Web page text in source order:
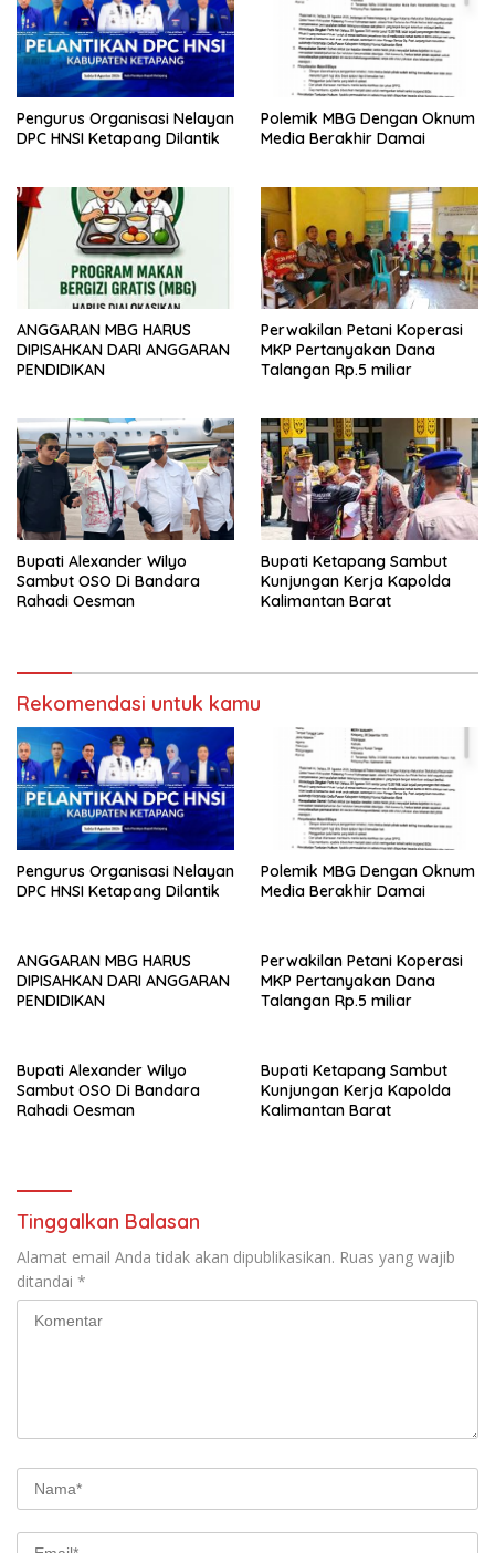
Pengurus Organisasi Nelayan
DPC HNSI Ketapang Dilantik
Polemik MBG Dengan Oknum
Media Berakhir Damai
ANGGARAN MBG HARUS
DIPISAHKAN DARI ANGGARAN
PENDIDIKAN
Perwakilan Petani Koperasi
MKP Pertanyakan Dana
Talangan Rp.5 miliar
Bupati Alexander Wilyo
Sambut OSO Di Bandara
Rahadi Oesman
Bupati Ketapang Sambut
Kunjungan Kerja Kapolda
Kalimantan Barat
Rekomendasi untuk kamu
Pengurus Organisasi Nelayan
DPC HNSI Ketapang Dilantik
Polemik MBG Dengan Oknum
Media Berakhir Damai
ANGGARAN MBG HARUS
DIPISAHKAN DARI ANGGARAN
PENDIDIKAN
Perwakilan Petani Koperasi
MKP Pertanyakan Dana
Talangan Rp.5 miliar
Bupati Alexander Wilyo
Sambut OSO Di Bandara
Rahadi Oesman
Bupati Ketapang Sambut
Kunjungan Kerja Kapolda
Kalimantan Barat
Tinggalkan Balasan
Alamat email Anda tidak akan dipublikasikan. Ruas yang wajib
ditandai *